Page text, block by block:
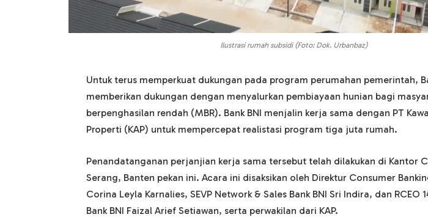
Ilustrasi rumah subsidi (Foto: Dok. Urbanbaz)
Untuk terus memperkuat dukungan pada program perumahan pemerintah,
memberikan dukungan dengan menyalurkan pembiayaan hunian bagi
berpenghasilan rendah (MBR). Bank BNI menjalin kerja sama dengan PT
Properti (KAP) untuk mempercepat realistasi program tiga juta rumah.
Penandatanganan perjanjian kerja sama tersebut telah dilakukan di Kantor
Serang, Banten pekan ini. Acara ini disaksikan oleh Direktur Consumer
Corina Leyla Karnalies, SEVP Network & Sales Bank BNI Sri Indira, dan RCEO
Bank BNI Faizal Arief Setiawan, serta perwakilan dari KAP.